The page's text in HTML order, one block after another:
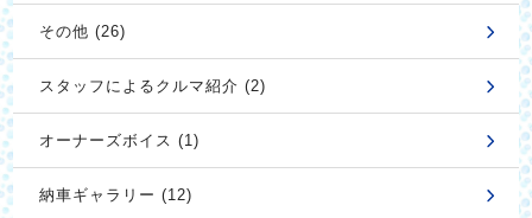
その他 (26)
スタッフによるクルマ紹介 (2)
オーナーズボイス (1)
納車ギャラリー (12)